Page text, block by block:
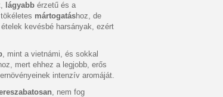
lágyabb érzetű és a
mártogatáshoz, de
kevésbé harsányak, ezért
, mint a vietnámi, és sokkal
mert ehhez a legjobb, erős
intenzív aromáját.
, nem fog